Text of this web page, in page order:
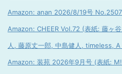
Amazon: anan 2026/8/19号
Amazon: CHEER Vol.72 (表紙: 藤ヶ
人, 藤原丈一郎, 中島健人, timeless,
Amazon: 装苑 2026年9月号 (表紙: